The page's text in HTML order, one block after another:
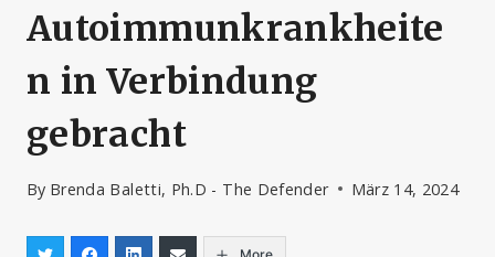
Autoimmunkrankheite
n in Verbindung
gebracht
By Brenda Baletti, Ph.D - The Defender März 14, 2024